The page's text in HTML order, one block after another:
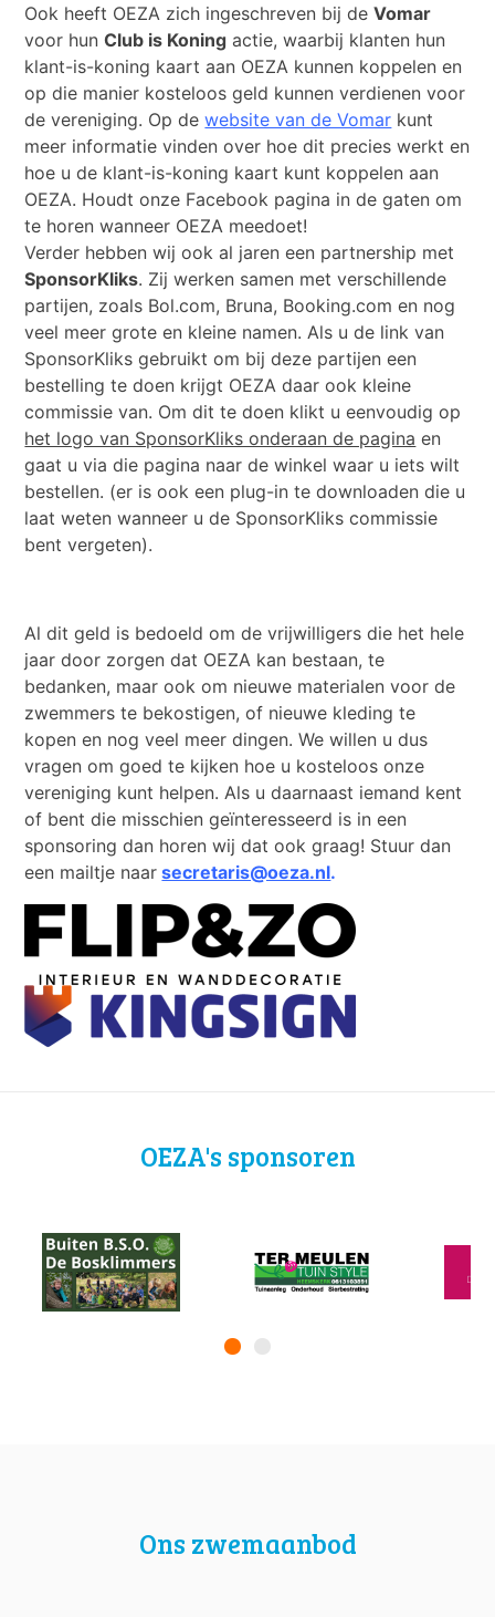
Ook heeft OEZA zich ingeschreven bij deVomar
voor hunClub is Koning actie, waarbij klanten hun
klant-is-koning kaart aan OEZA kunnen koppelen en
op die manier kosteloos geld kunnen verdienen voor
de vereniging. Op dewebsite van de Vomar kunt
meer informatie vinden over hoe dit precies werkt en
hoe u de klant-is-koning kaart kunt koppelen aan
OEZA. Houdt onze Facebook pagina in de gaten om
te horen wanneer OEZA meedoet!
Verder hebben wij ook al jaren een partnership met
SponsorKliks. Zij werken samen met verschillende
partijen, zoals Bol.com, Bruna, Booking.com en nog
veel meer grote en kleine namen. Als u de link van
SponsorKliks gebruikt om bij deze partijen een
bestelling te doen krijgt OEZA daar ook kleine
commissie van. Om dit te doen klikt u eenvoudig op
het logo van SponsorKliks onderaan de pagina en
gaat u via die pagina naar de winkel waar u iets wilt
bestellen. (er is ook een plug-in te downloaden die u
laat weten wanneer u de SponsorKliks commissie
bent vergeten).
Al dit geld is bedoeld om de vrijwilligers die het hele
jaar door zorgen dat OEZA kan bestaan, te
bedanken, maar ook om nieuwe materialen voor de
zwemmers te bekostigen, of nieuwe kleding te
kopen en nog veel meer dingen. We willen u dus
vragen om goed te kijken hoe u kosteloos onze
vereniging kunt helpen. Als u daarnaast iemand kent
of bent die misschien geïnteresseerd is in een
sponsoring dan horen wij dat ook graag! Stuur dan
een mailtje naar secretaris@oeza.nl.
OEZA's sponsoren
Ons zwemaanbod